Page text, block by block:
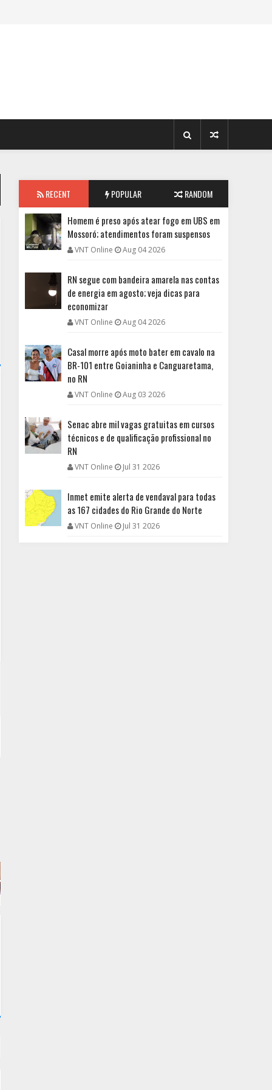
RECENT POPULAR RANDOM
Homem é preso após atear fogo em UBS em
Mossoró; atendimentos foram suspensos
VNT Online Aug 04 2026
RN segue com bandeira amarela nas contas
de energia em agosto; veja dicas para
economizar
VNT Online Aug 04 2026
Casal morre após moto bater em cavalo na
BR-101 entre Goianinha e Canguaretama,
no RN
VNT Online Aug 03 2026
Senac abre mil vagas gratuitas em cursos
técnicos e de qualificação profissional no
RN
VNT Online Jul 31 2026
Inmet emite alerta de vendaval para todas
as 167 cidades do Rio Grande do Norte
VNT Online Jul 31 2026